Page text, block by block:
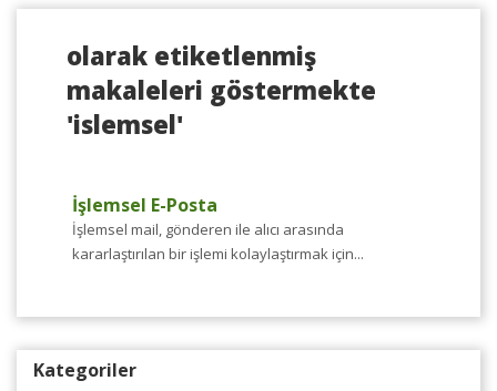
olarak etiketlenmiş
makaleleri göstermekte
'islemsel'
İşlemsel E-Posta
İşlemsel mail, gönderen ile alıcı arasında
kararlaştırılan bir işlemi kolaylaştırmak için...
Kategoriler